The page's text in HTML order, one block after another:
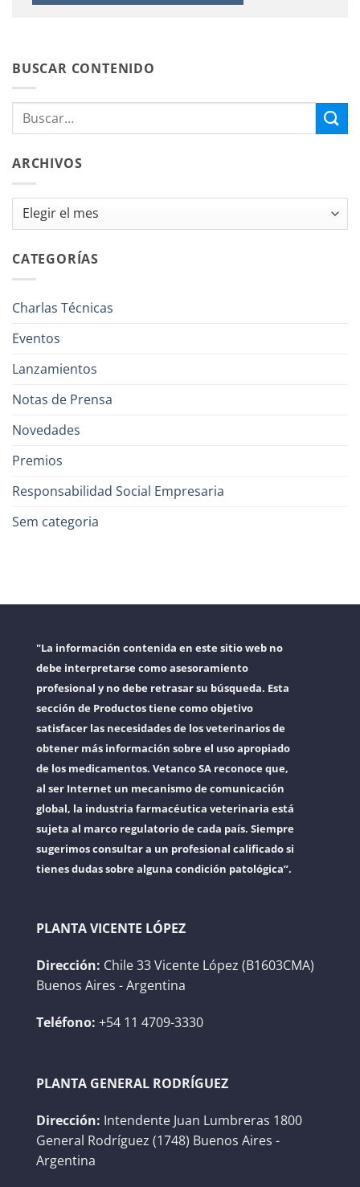
BUSCAR CONTENIDO
ARCHIVOS
Archivos
CATEGORÍAS
Charlas Técnicas
Eventos
Lanzamientos
Notas de Prensa
Novedades
Premios
Responsabilidad Social Empresaria
Sem categoria
"La información contenida en este sitio web no
debe interpretarse como asesoramiento
profesional y no debe retrasar su búsqueda. Esta
sección de Productos tiene como objetivo
satisfacer las necesidades de los veterinarios de
obtener más información sobre el uso apropiado
de los medicamentos. Vetanco SA reconoce que,
al ser Internet un mecanismo de comunicación
global, la industria farmacéutica veterinaria está
sujeta al marco regulatorio de cada país. Siempre
sugerimos consultar a un profesional calificado si
tienes dudas sobre alguna condición patológica”.
PLANTA VICENTE LÓPEZ
Dirección: Chile 33 Vicente López (B1603CMA)
Buenos Aires - Argentina
Teléfono: +54 11 4709-3330
PLANTA GENERAL RODRÍGUEZ
Dirección: Intendente Juan Lumbreras 1800
General Rodríguez (1748) Buenos Aires -
Argentina